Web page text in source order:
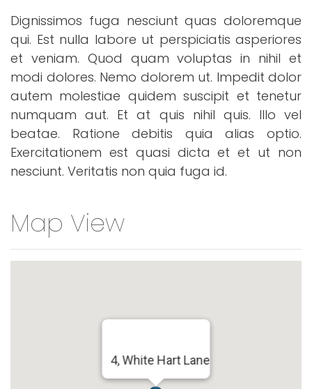
Dignissimos fuga nesciunt quas doloremque
qui. Est nulla labore ut perspiciatis asperiores
et veniam. Quod quam voluptas in nihil et
modi dolores. Nemo dolorem ut. Impedit dolor
autem molestiae quidem suscipit et tenetur
numquam aut. Et at quis nihil quis. Illo vel
beatae. Ratione debitis quia alias optio.
Exercitationem est quasi dicta et et ut non
nesciunt. Veritatis non quia fuga id.
Map View
4, White Hart Lane